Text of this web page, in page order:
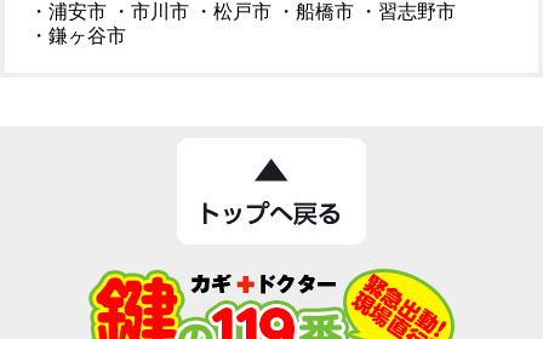
・浦安市
・市川市 ・松戸市 ・船橋市
・習志野市
・鎌ヶ谷市